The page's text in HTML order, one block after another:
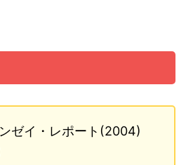
ゼイ・レポート(2004)